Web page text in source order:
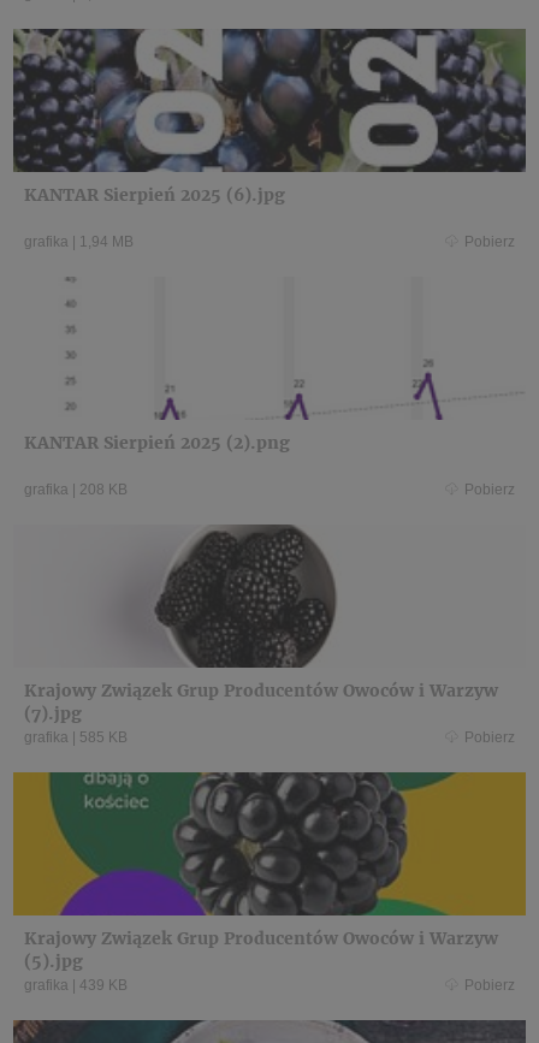
KANTAR Sierpień 2025 (6).jpg
grafika 1,94 MB Pobierz
KANTAR Sierpień 2025 (2).png
grafika 208 KB Pobierz
Krajowy Związek Grup Producentów Owoców i Warzyw
(7).jpg
grafika 585 KB Pobierz
Krajowy Związek Grup Producentów Owoców i Warzyw
(5).jpg
grafika 439 KB Pobierz